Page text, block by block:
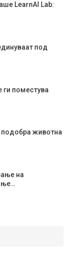
LearnAI Lab:
под
ги поместува
подобра животна
на